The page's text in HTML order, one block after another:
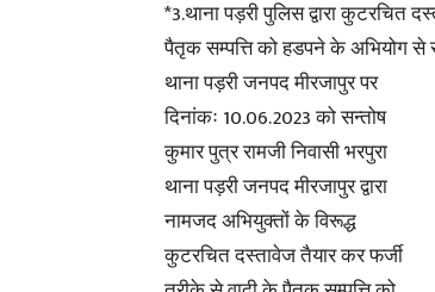
*3.थाना पड़री पुलिस द्वारा कुटरचित
पैतृक सम्पत्ति को हडपने के अभियोग से
थाना पड़री जनपद मीरजापुर पर
दिनांकः 10.06.2023 को सन्तोष
कुमार पुत्र रामजी निवासी भरपुरा
थाना पड़री जनपद मीरजापुर द्वारा
नामजद अभियुक्तों के विरूद्ध
कुटरचित दस्तावेज तैयार कर फर्जी